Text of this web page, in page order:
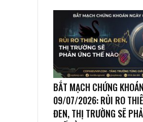
BẮT MẠCH CHỨNG
09/07/2026: RỦI RO
ĐEN, THỊ TRƯỜNG SẼ